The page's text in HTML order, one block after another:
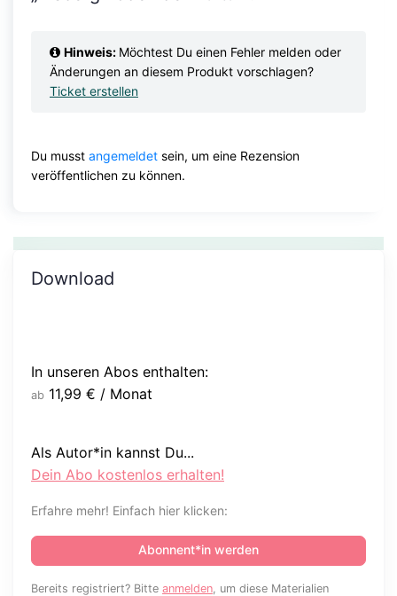
Hinweis: Möchtest Du einen Fehler melden oder
Änderungen an diesem Produkt vorschlagen?
Ticket erstellen
Du musst angemeldet sein, um eine Rezension
veröffentlichen zu können.
Download
In unseren Abos enthalten:
ab 11,99 € / Monat
Als Autor*in kannst Du...
Dein Abo kostenlos erhalten!
Erfahre mehr! Einfach hier klicken:
Abonnent*in werden
Bereits registriert? Bitte anmelden , um diese Materialien